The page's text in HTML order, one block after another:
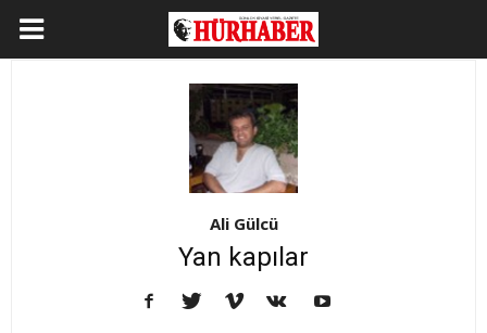
Ali Gülcü
Yan kapılar